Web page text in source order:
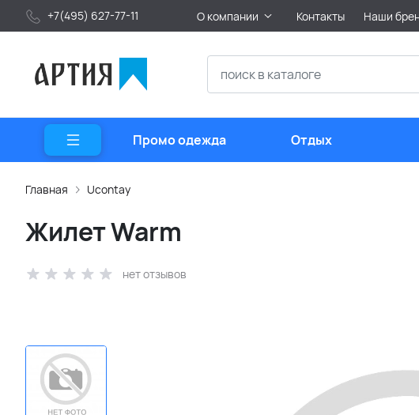
+7(495) 627-77-11 О компании Контакты Наши
Промо одежда Отдых
Главная Ucontay
Жилет Warm
нет отзывов